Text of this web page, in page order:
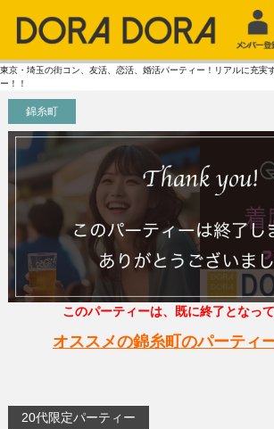
東京・埼玉の街コン、友活、恋活、婚活パーティー！リアルに充実
ー！！
錦糸町
このパーティーは、既に終了となって
オススメの錦糸町のパーティ
20代限定パーティー